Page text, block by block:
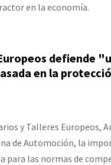
en la economía.
defiende
en la
y Talleres Europeos,
de Automoción, la
para las normas de